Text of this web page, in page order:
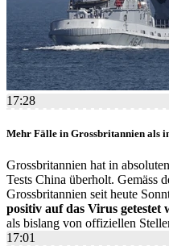
17:28
Mehr Fälle in Grossbritannien als
Grossbritannien hat in
Tests China überholt. Gemäss
Grossbritannien seit heute
positiv auf das Virus getestet
als bislang von offiziellen
17:01